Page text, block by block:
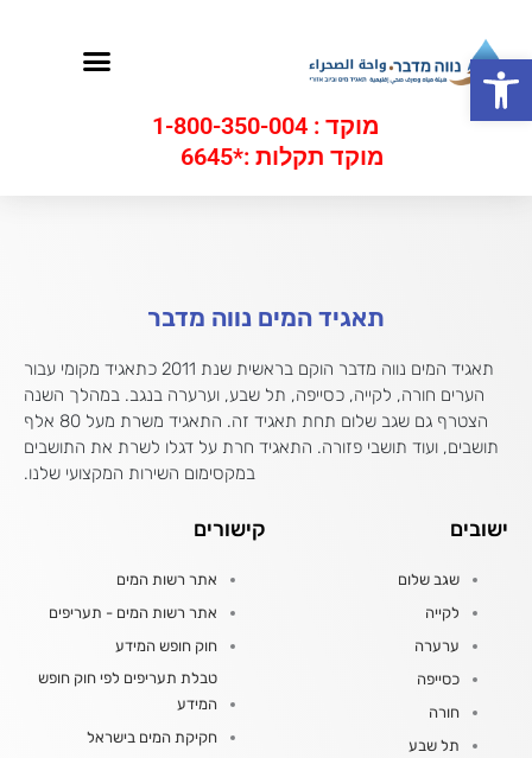
פתח סרגל נגישות תפריט
מוקד : 1-800-350-004
מוקד תקלות :*6645
תאגיד המים נווה מדבר
תאגיד המים נווה מדבר הוקם בראשית שנת 2011 כתאגיד מקומי עבור
הערים חורה, לקייה, כסייפה, תל שבע, וערערה בנגב. במהלך השנה
הצטרף גם שגב שלום תחת תאגיד זה. התאגיד משרת מעל 80 אלף
תושבים, ועוד תושבי פזורה. התאגיד חרת על דגלו לשרת את התושבים
במקסימום השירות המקצועי שלנו.
ישובים
שגב שלום
לקייה
ערערה
כסייפה
חורה
תל שבע
קישורים
אתר רשות המים
אתר רשות המים - תעריפים
חוק חופש המידע
טבלת תעריפים לפי חוק חופש
המידע
חקיקת המים בישראל